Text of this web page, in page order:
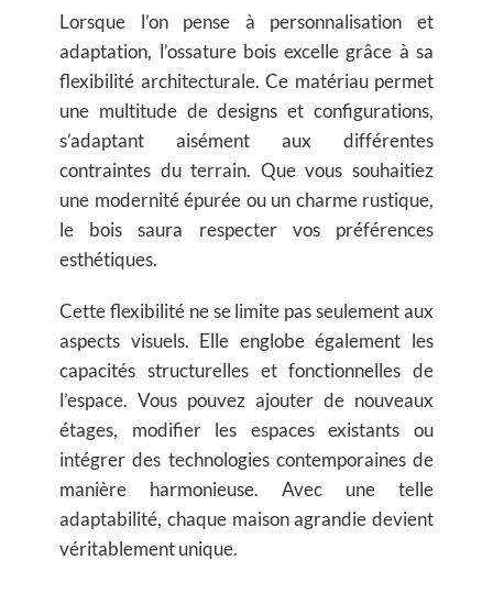
Lorsque l’on pense à personnalisation et
adaptation, l’ossature bois excelle grâce à sa
flexibilité architecturale. Ce matériau permet
une multitude de designs et configurations,
s’adaptant aisément aux différentes
contraintes du terrain. Que vous souhaitiez
une modernité épurée ou un charme rustique,
le bois saura respecter vos préférences
esthétiques.
Cette flexibilité ne se limite pas seulement aux
aspects visuels. Elle englobe également les
capacités structurelles et fonctionnelles de
l’espace. Vous pouvez ajouter de nouveaux
étages, modifier les espaces existants ou
intégrer des technologies contemporaines de
manière harmonieuse. Avec une telle
adaptabilité, chaque maison agrandie devient
véritablement unique.